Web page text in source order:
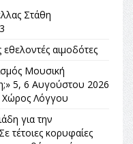
Στάθη
αιμοδότες
Μουσική
5, 6 Αυγούστου 2026
Χώρος Λόγγου
για την
τέτοιες κορυφαίες